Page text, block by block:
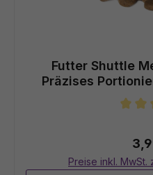
Futter Shuttle
Präzises
Preise inkl.